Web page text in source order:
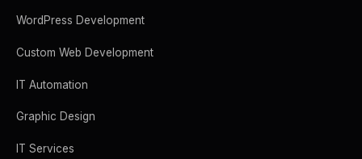
WordPress Development
Custom Web Development
IT Automation
Graphic Design
IT Services